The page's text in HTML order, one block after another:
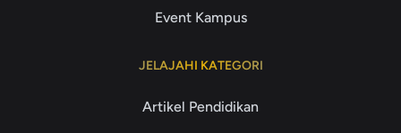
Event Kampus
JELAJAHI KATEGORI
Artikel Pendidikan